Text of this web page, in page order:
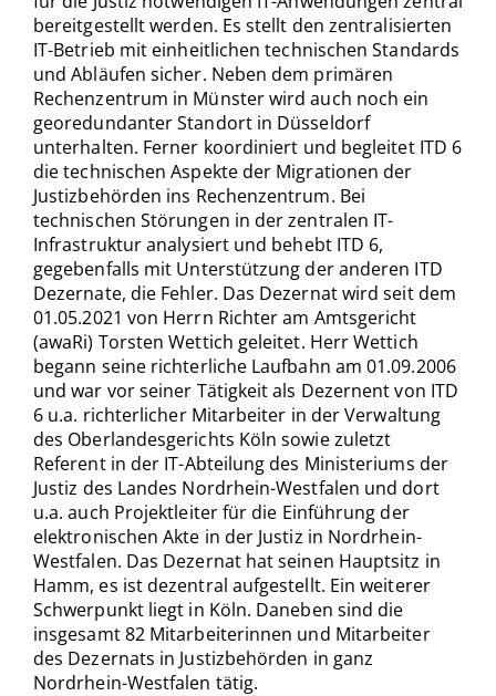
bereitgestellt werden. Es stellt den zentralisierten
IT-Betrieb mit einheitlichen technischen Standards
und Abläufen sicher. Neben dem primären
Rechenzentrum in Münster wird auch noch ein
georedundanter Standort in Düsseldorf
unterhalten. Ferner koordiniert und begleitet ITD 6
die technischen Aspekte der Migrationen der
Justizbehörden ins Rechenzentrum. Bei
technischen Störungen in der zentralen IT-
Infrastruktur analysiert und behebt ITD 6,
gegebenfalls mit Unterstützung der anderen ITD
Dezernate, die Fehler. Das Dezernat wird seit dem
01.05.2021 von Herrn Richter am Amtsgericht
(awaRi) Torsten Wettich geleitet. Herr Wettich
begann seine richterliche Laufbahn am 01.09.2006
und war vor seiner Tätigkeit als Dezernent von ITD
6 u.a. richterlicher Mitarbeiter in der Verwaltung
des Oberlandesgerichts Köln sowie zuletzt
Referent in der IT-Abteilung des Ministeriums der
Justiz des Landes Nordrhein-Westfalen und dort
u.a. auch Projektleiter für die Einführung der
elektronischen Akte in der Justiz in Nordrhein-
Westfalen. Das Dezernat hat seinen Hauptsitz in
Hamm, es ist dezentral aufgestellt. Ein weiterer
Schwerpunkt liegt in Köln. Daneben sind die
insgesamt 82 Mitarbeiterinnen und Mitarbeiter
des Dezernats in Justizbehörden in ganz
Nordrhein-Westfalen tätig.